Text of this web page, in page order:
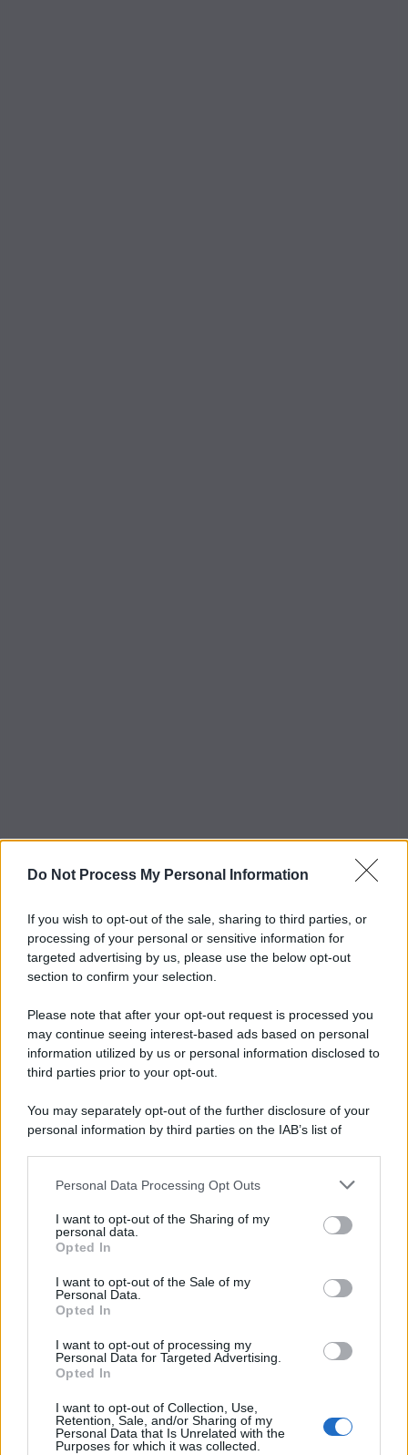
Do Not Process My Personal Information
If you wish to opt-out of the sale, sharing to third parties, or
processing of your personal or sensitive information for
targeted advertising by us, please use the below opt-out
section to confirm your selection.
Please note that after your opt-out request is processed you
may continue seeing interest-based ads based on personal
information utilized by us or personal information disclosed to
third parties prior to your opt-out.
You may separately opt-out of the further disclosure of your
personal information by third parties on the IAB’s list of
This information may also be disclosed by us to third parties
disclose it to other third parties.
Personal Data Processing Opt Outs
I want to opt-out of the Sharing of my
personal data.
Opted In
I want to opt-out of the Sale of my
Personal Data.
Opted In
I want to opt-out of processing my
Personal Data for Targeted Advertising.
Opted In
I want to opt-out of Collection, Use,
Retention, Sale, and/or Sharing of my
Personal Data that Is Unrelated with the
Purposes for which it was collected.